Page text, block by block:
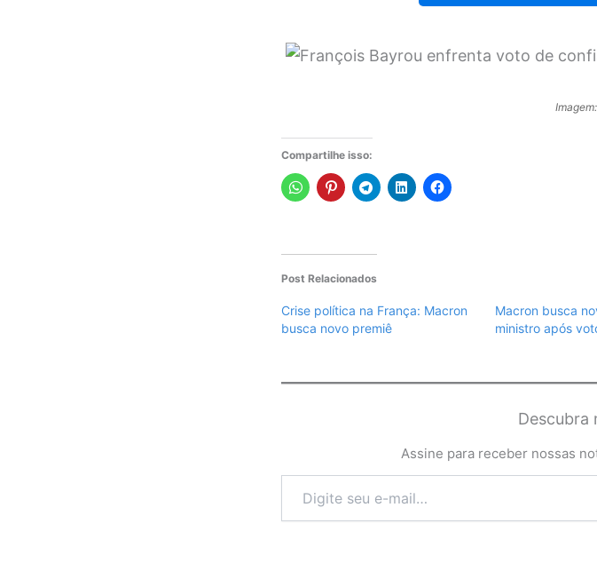
Compartilhe isso:
Post Relacionados
Crise política na França: Macron
busca novo premiê
Macron busca
ministro após
Descubra
Assine para receber nossas
e-